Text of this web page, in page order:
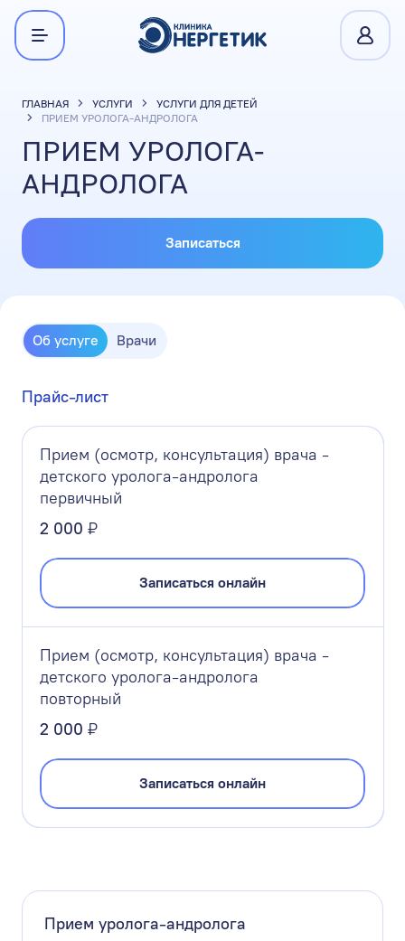
ГЛАВНАЯ УСЛУГИ
УСЛУГИ ДЛЯ ДЕТЕЙ
ПРИЕМ УРОЛОГА-АНДРОЛОГА
ПРИЕМ УРОЛОГА-
АНДРОЛОГА
Записаться
Об услуге Врачи
Прайс-лист
Прием (осмотр, консультация) врача -
детского уролога-андролога
первичный
2 000 ₽
Записаться онлайн
Прием (осмотр, консультация) врача -
детского уролога-андролога
повторный
2 000 ₽
Записаться онлайн
Прием уролога-андролога